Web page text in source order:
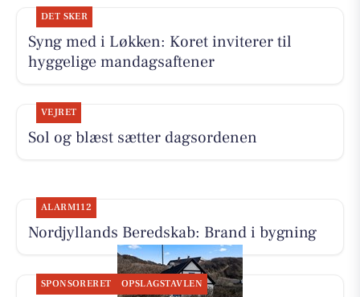
DET SKER
Syng med i Løkken: Koret inviterer til
hyggelige mandagsaftener
VEJRET
Sol og blæst sætter dagsordenen
ALARM112
Nordjyllands Beredskab: Brand i bygning
SPONSORERET OPSLAGSTAVLEN